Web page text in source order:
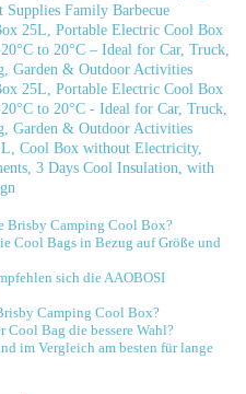
Family Barbecue
25L, Portable ‌Electric Cool Box
to 20°C – Ideal for Car, Truck,
Garden & ‌Outdoor Activities
25L, Portable Electric ‍Cool Box
to 20°C ​-⁣ Ideal for Car, Truck,​
Garden & Outdoor Activities
‍Cool Box without Electricity,
3 Days⁤ Cool Insulation, with
Brisby Camping Cool Box?
Cool ​Bags in Bezug⁢ auf Größe und
sich die AAOBOSI
Camping Cool Box?
Cool​ Bag die bessere Wahl?
im Vergleich⁤ am ⁢besten für lange